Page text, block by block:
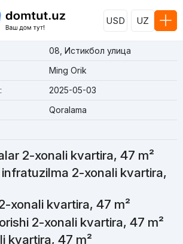
USD UZ
08, Истикбол улица
Ming Orik
2025-05-03
Qoralama
2-xonali kvartira, 47 m²
2-xonali kvartira,
xonali kvartira, 47 m²
2-xonali kvartira, 47 m²
kvartira, 47 m²